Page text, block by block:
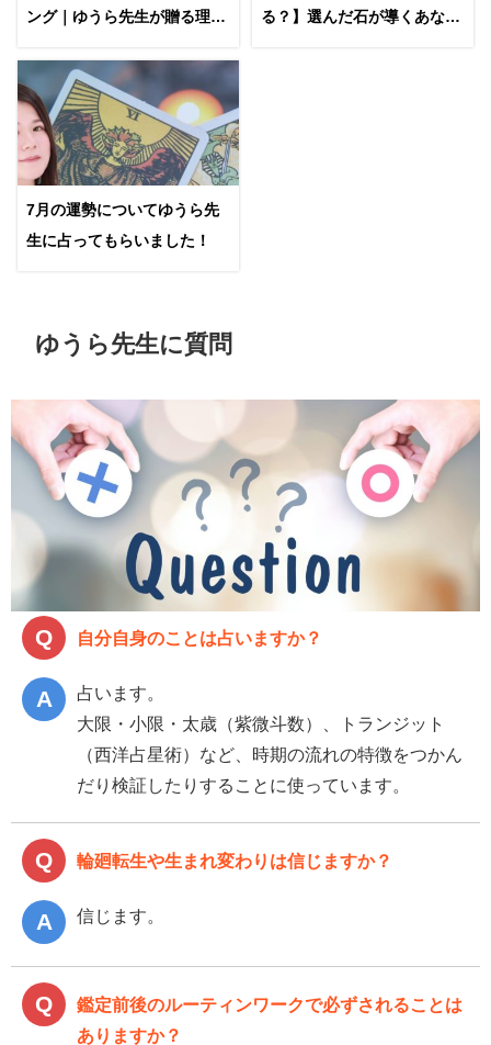
ング｜ゆうら先生が贈る理想
る？】選んだ石が導くあなた
7月の運勢についてゆうら先
生に占ってもらいました！
ゆうら先生に質問
自分自身のことは占いますか？
占います。
大限・小限・太歳（紫微斗数）、トランジット
（西洋占星術）など、時期の流れの特徴をつかん
だり検証したりすることに使っています。
輪廻転生や生まれ変わりは信じますか？
信じます。
鑑定前後のルーティンワークで必ずされることは
ありますか？